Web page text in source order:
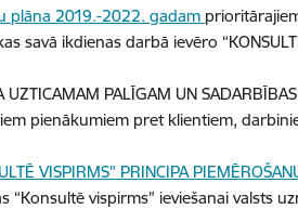
plāna 2019.-2022. gadam
savā ikdienas darbā ievēro
PALĪGAM UN SADARBĪBAS
pienākumiem pret klientiem,
VISPIRMS" PRINCIPA
vispirms” ieviešanai valsts